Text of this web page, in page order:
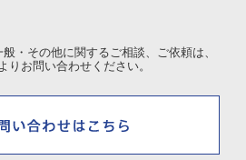
・その他に関するご相談、ご依頼は、
りお問い合わせください。